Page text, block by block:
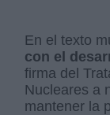
En el texto
con el
firma del
Nucleares a
mantener la